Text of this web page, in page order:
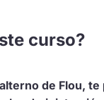
curso?
de Flou,